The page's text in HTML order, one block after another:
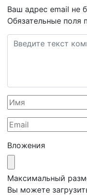
Ваш адрес email не
Обязательные поля
Вложения
Максимальный
Вы можете